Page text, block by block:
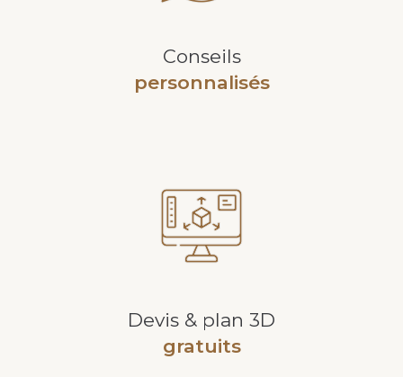
Conseils
personnalisés
Devis & plan 3D
gratuits